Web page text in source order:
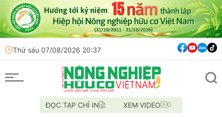
Thứ sáu 07/08/2026 20:37
ĐỌC TẠP CHÍ IN XEM VIDEO